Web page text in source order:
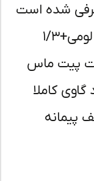
شده است
عبارت است از: ۱/۳ قسمت خاک لومی+۱/۳
۳ قسمت پیت ماس
کاملا